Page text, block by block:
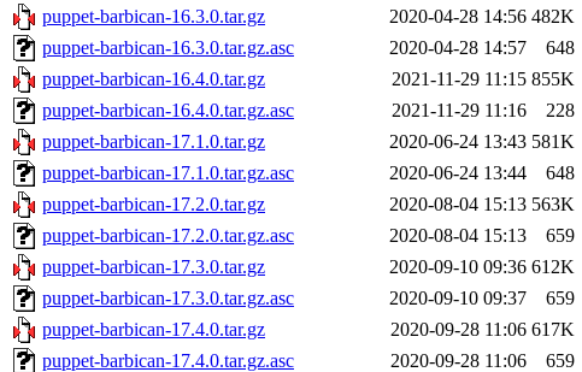
puppet-barbican-16.3.0.tar.gz
2020-04-28 14:56 482K
puppet-barbican-16.3.0.tar.gz.asc
2020-04-28 14:57
648
puppet-barbican-16.4.0.tar.gz
2021-11-29 11:15 855K
puppet-barbican-16.4.0.tar.gz.asc
2021-11-29 11:16
228
puppet-barbican-17.1.0.tar.gz
2020-06-24 13:43 581K
puppet-barbican-17.1.0.tar.gz.asc
2020-06-24 13:44
648
puppet-barbican-17.2.0.tar.gz
2020-08-04 15:13 563K
puppet-barbican-17.2.0.tar.gz.asc
2020-08-04 15:13
659
puppet-barbican-17.3.0.tar.gz
2020-09-10 09:36 612K
puppet-barbican-17.3.0.tar.gz.asc
2020-09-10 09:37
659
puppet-barbican-17.4.0.tar.gz
2020-09-28 11:06 617K
puppet-barbican-17.4.0.tar.gz.asc
2020-09-28 11:06
659